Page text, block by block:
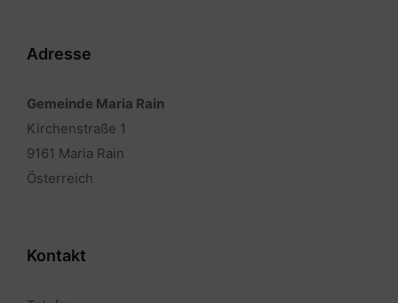
Adresse
Gemeinde Maria Rain
Kirchenstraße 1
9161 Maria Rain
Österreich
Kontakt